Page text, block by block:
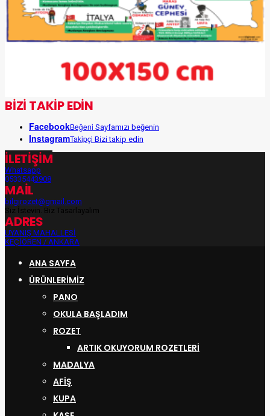
BİZİ TAKİP EDİN
FacebookBeğeni Sayfamızı beğenin
InstagramTakipçi Bizi takip edin
İLETİŞİM
Whatsapp
05335443908
MAİL
bilgirozet@gmail.com
Siz İsteyin, Biz Tasarlayalım
ADRES
UYANIŞ MAHALLESİ
KEÇİÖREN / ANKARA
ANA SAYFA
ÜRÜNLERIMIZ
PANO
OKULA BAŞLADIM
ROZET
ARTIK OKUYORUM ROZETLERI
MADALYA
AFİŞ
KUPA